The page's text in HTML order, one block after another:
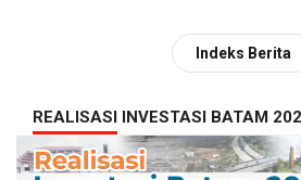
Indeks Berita
REALISASI INVESTASI BATAM